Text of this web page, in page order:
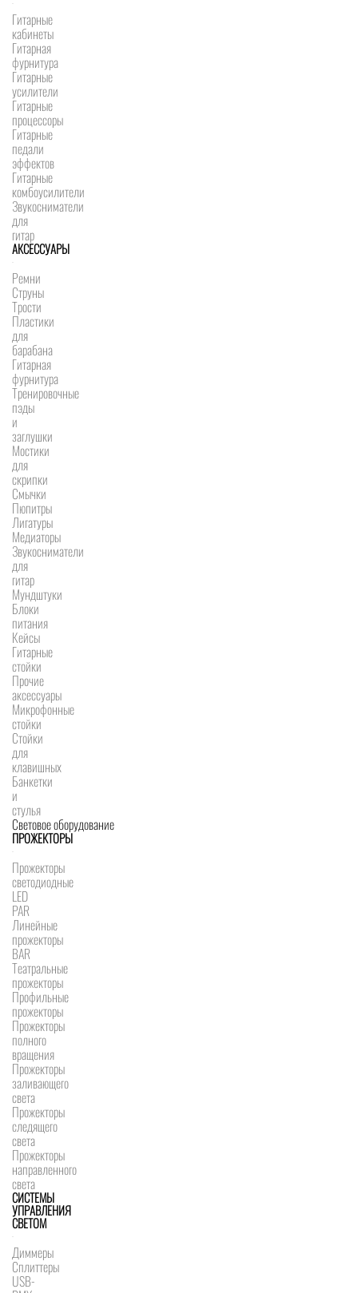
Гитарные
кабинеты
Гитарная
фурнитура
Гитарные
усилители
Гитарные
процессоры
Гитарные
педали
эффектов
Гитарные
комбоусилители
Звукосниматели
для
гитар
АКСЕССУАРЫ
Ремни
Струны
Трости
Пластики
для
барабана
Гитарная
фурнитура
Тренировочные
пэды
и
заглушки
Мостики
для
скрипки
Смычки
Пюпитры
Лигатуры
Медиаторы
Звукосниматели
для
гитар
Мундштуки
Блоки
питания
Кейсы
Гитарные
стойки
Прочие
аксессуары
Микрофонные
стойки
Стойки
для
клавишных
Банкетки
и
стулья
Световое оборудование
ПРОЖЕКТОРЫ
Прожекторы
светодиодные
LED
PAR
Линейные
прожекторы
BAR
Театральные
прожекторы
Профильные
прожекторы
Прожекторы
полного
вращения
Прожекторы
заливающего
света
Прожекторы
следящего
света
Прожекторы
направленного
света
СИСТЕМЫ
УПРАВЛЕНИЯ
СВЕТОМ
Диммеры
Сплиттеры
USB-